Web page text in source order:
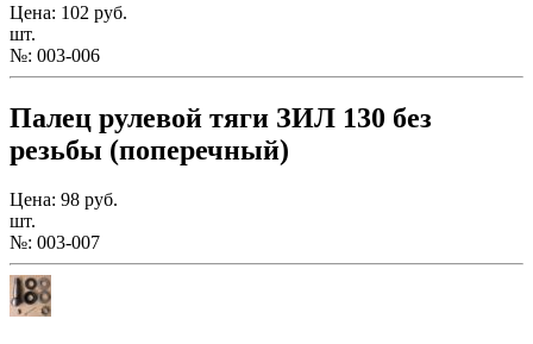
Цена: 102 руб.
шт.
№: 003-006
Палец рулевой тяги ЗИЛ 130 без
резьбы (поперечный)
Цена: 98 руб.
шт.
№: 003-007